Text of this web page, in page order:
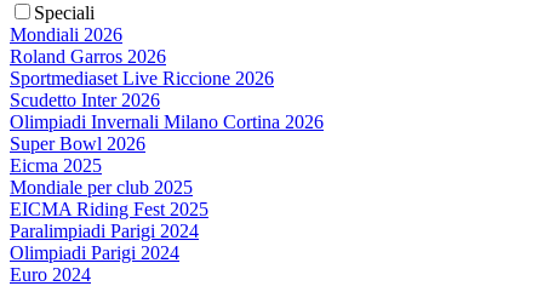
Speciali
Mondiali 2026
Roland Garros 2026
Sportmediaset Live Riccione 2026
Scudetto Inter 2026
Olimpiadi Invernali Milano Cortina 2026
Super Bowl 2026
Eicma 2025
Mondiale per club 2025
EICMA Riding Fest 2025
Paralimpiadi Parigi 2024
Olimpiadi Parigi 2024
Euro 2024